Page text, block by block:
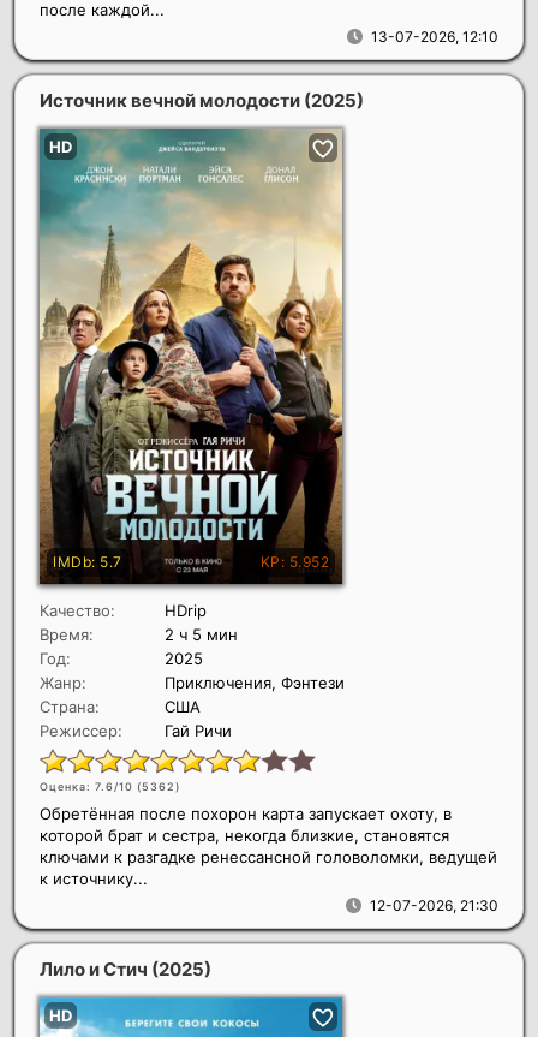
13-07-2026, 12:10
после каждой...
Источник вечной молодости (2025)
Качество:
HDrip
Время:
2 ч 5 мин
Год:
2025
Жанр:
Приключения, Фэнтези
Страна:
США
Режиссер:
Гай Ричи
Оценка: 7.6/10 (5362)
12-07-2026, 21:30
Обретённая после похорон карта запускает охоту, в
которой брат и сестра, некогда близкие, становятся
ключами к разгадке ренессансной головоломки, ведущей
к источнику...
Лило и Стич (2025)